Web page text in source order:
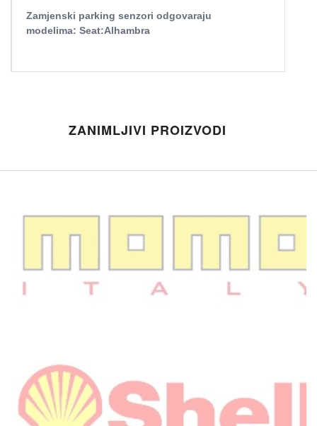
Zamjenski parking senzori odgovaraju
modelima: Seat:Alhambra
ZANIMLJIVI PROIZVODI